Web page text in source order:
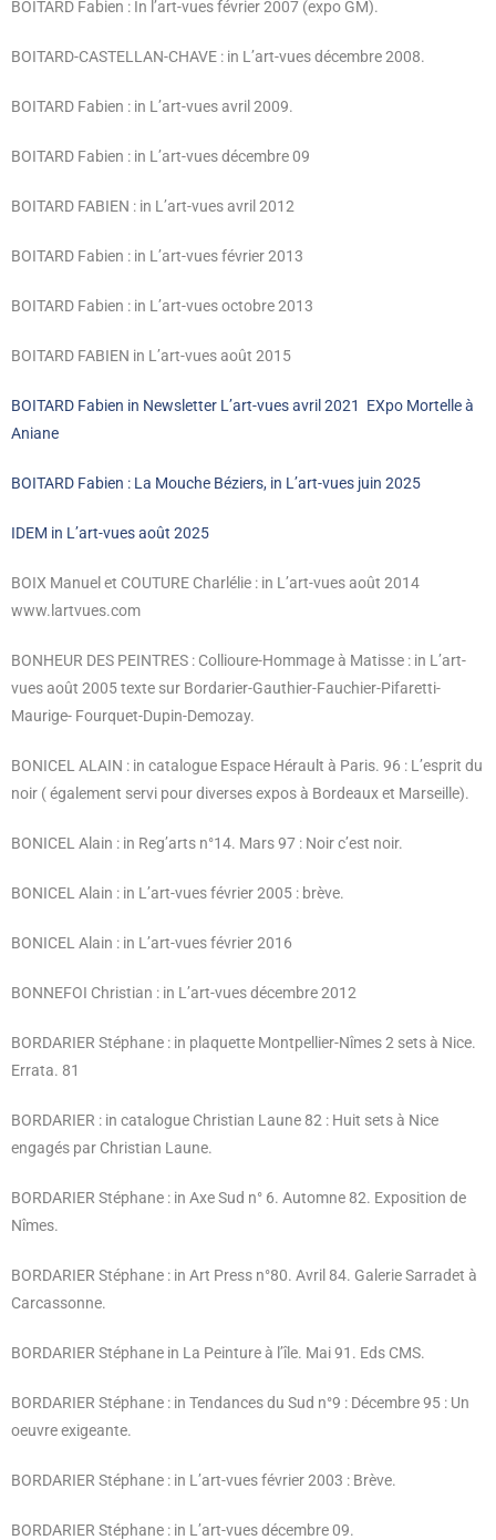
BOITARD Fabien : In l’art-vues février 2007 (expo GM).
BOITARD-CASTELLAN-CHAVE : in L’art-vues décembre 2008.
BOITARD Fabien : in L’art-vues avril 2009.
BOITARD Fabien : in L’art-vues décembre 09
BOITARD FABIEN : in L’art-vues avril 2012
BOITARD Fabien : in L’art-vues février 2013
BOITARD Fabien : in L’art-vues octobre 2013
BOITARD FABIEN in L’art-vues août 2015
BOITARD Fabien in Newsletter L’art-vues avril 2021 EXpo Mortelle à
Aniane
BOITARD Fabien : La Mouche Béziers, in L’art-vues juin 2025
IDEM in L’art-vues août 2025
BOIX Manuel et COUTURE Charlélie : in L’art-vues août 2014
www.lartvues.com
BONHEUR DES PEINTRES : Collioure-Hommage à Matisse : in L’art-
vues août 2005 texte sur Bordarier-Gauthier-Fauchier-Pifaretti-
Maurige- Fourquet-Dupin-Demozay.
BONICEL ALAIN : in catalogue Espace Hérault à Paris. 96 : L’esprit du
noir ( également servi pour diverses expos à Bordeaux et Marseille).
BONICEL Alain : in Reg’arts n°14. Mars 97 : Noir c’est noir.
BONICEL Alain : in L’art-vues février 2005 : brève.
BONICEL Alain : in L’art-vues février 2016
BONNEFOI Christian : in L’art-vues décembre 2012
BORDARIER Stéphane : in plaquette Montpellier-Nîmes 2 sets à Nice.
Errata. 81
BORDARIER : in catalogue Christian Laune 82 : Huit sets à Nice
engagés par Christian Laune.
BORDARIER Stéphane : in Axe Sud n° 6. Automne 82. Exposition de
Nîmes.
BORDARIER Stéphane : in Art Press n°80. Avril 84. Galerie Sarradet à
Carcassonne.
BORDARIER Stéphane in La Peinture à l’île. Mai 91. Eds CMS.
BORDARIER Stéphane : in Tendances du Sud n°9 : Décembre 95 : Un
oeuvre exigeante.
BORDARIER Stéphane : in L’art-vues février 2003 : Brève.
BORDARIER Stéphane : in L’art-vues décembre 09.